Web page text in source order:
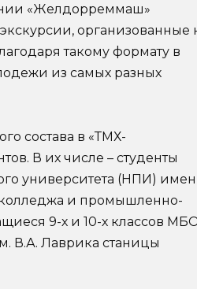
«Желдорреммаш»
организованные
такому формату в
из самых разных
состава в «ТМХ-
В их числе – студенты
университета (НПИ)
колледжа и промышленно-
9-х и 10-х классов
Лаврика станицы